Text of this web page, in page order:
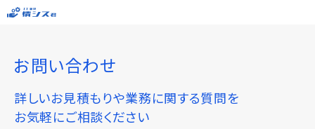
お問い合わせ
詳しいお見積もりや業務に関する質問を
お気軽にご相談ください